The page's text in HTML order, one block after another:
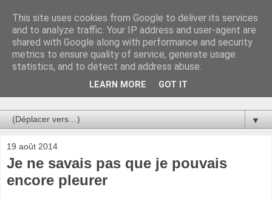
Au bistro !
La connerie étant le seul chemin susceptible de nous faire
entrevoir une parcelle de vérité, utilisons la par des moyens
de communication efficaces. Le temps qu'on remplisse nos
▼
19 août 2014
Je ne savais pas que je pouvais
encore pleurer
This site uses cookies from Google to deliver its services
and to analyze traffic. Your IP address and user-agent are
shared with Google along with performance and security
metrics to ensure quality of service, generate usage
statistics, and to detect and address abuse.
LEARN MORE GOT IT